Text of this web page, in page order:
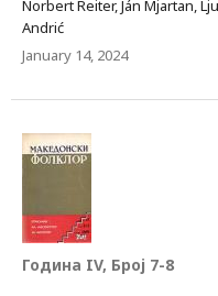
Norbert Reiter, Ján Mjartan,
Andrić
January 14, 2024
Година IV, Број 7-8